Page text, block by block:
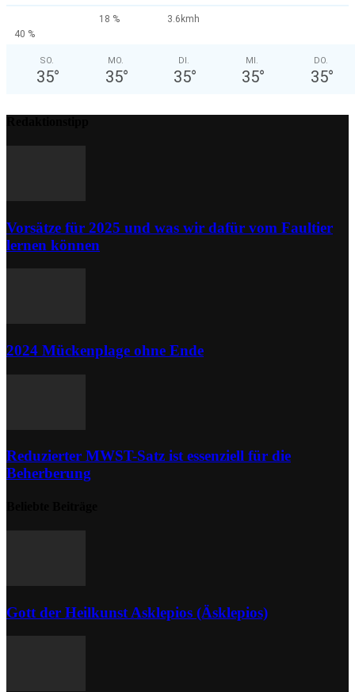
18 %
3.6kmh
40 %
SO.
35°
MO.
35°
DI.
35°
MI.
35°
DO.
35°
Vorsätze für 2025 und was wir dafür vom Faultier
lernen können
2024 Mückenplage ohne Ende
Reduzierter MWST-Satz ist essenziell für die
Beherberung
Gott der Heilkunst Asklepios (Äsklepios)